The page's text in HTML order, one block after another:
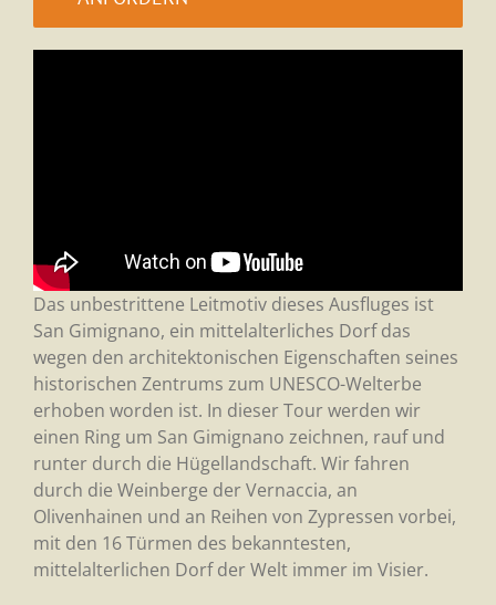
Das unbestrittene Leitmotiv dieses Ausfluges ist
San Gimignano, ein mittelalterliches Dorf das
wegen den architektonischen Eigenschaften seines
historischen Zentrums zum UNESCO-Welterbe
erhoben worden ist. In dieser Tour werden wir
einen Ring um San Gimignano zeichnen, rauf und
runter durch die Hügellandschaft. Wir fahren
durch die Weinberge der Vernaccia, an
Olivenhainen und an Reihen von Zypressen vorbei,
mit den 16 Türmen des bekanntesten,
mittelalterlichen Dorf der Welt immer im Visier.